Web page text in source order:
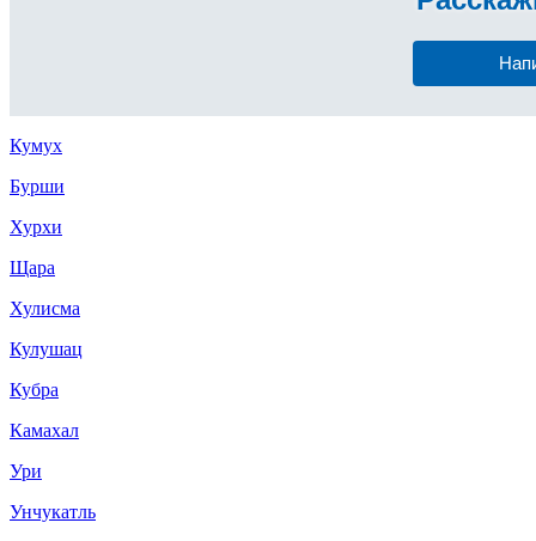
Кумух
Бурши
Хурхи
Щара
Хулисма
Кулушац
Кубра
Камахал
Ури
Унчукатль